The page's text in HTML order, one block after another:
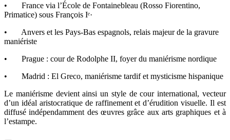
• France via l’École de Fontainebleau (Rosso Fiorentino,
Primatice) sous François Iᵉ·
• Anvers et les Pays-Bas espagnols, relais majeur de la gravure
maniériste
• Prague : cour de Rodolphe II, foyer du maniérisme nordique
• Madrid : El Greco, maniérisme tardif et mysticisme hispanique
Le maniérisme devient ainsi un style de cour international, vecteur
d’un idéal aristocratique de raffinement et d’érudition visuelle. Il est
diffusé indépendamment des œuvres grâce aux arts graphiques et à
l’estampe.